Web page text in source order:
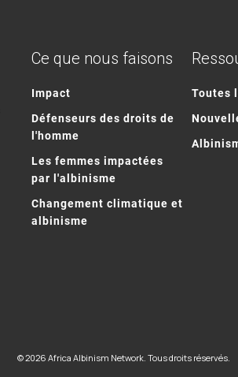
Ce que nous faisons
Impact
Défenseurs des droits de
l'homme
Les femmes impactées
par l'albinisme
Changement climatique et
albinisme
Toutes
© 2026 Africa Albinism Network. Tous droits réservés.